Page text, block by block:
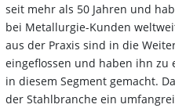
seit mehr als 50 Jahren und
bei Metallurgie-Kunden
aus der Praxis sind in die
eingeflossen und haben ihn
in diesem Segment gemacht.
der Stahlbranche ein